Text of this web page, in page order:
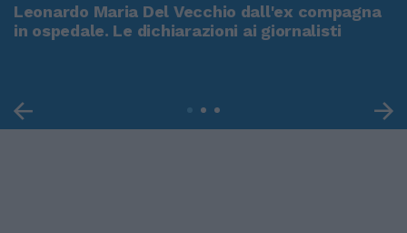
Leonardo Maria Del Vecchio dall'ex compagna
in ospedale. Le dichiarazioni ai giornalisti